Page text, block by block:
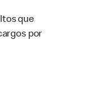
que
por